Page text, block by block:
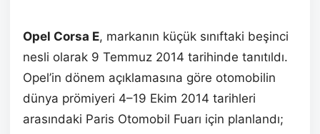
Opel Corsa E, markanın küçük sınıftaki beşinci
nesli olarak 9 Temmuz 2014 tarihinde tanıtıldı.
Opel’in dönem açıklamasına göre otomobilin
dünya prömiyeri 4–19 Ekim 2014 tarihleri
arasındaki Paris Otomobil Fuarı için planlandı;